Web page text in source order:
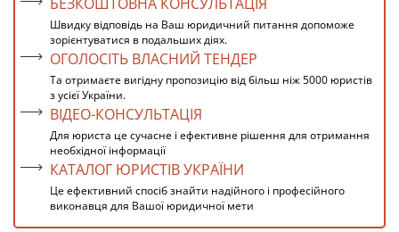
Швидку відповідь на Ваш юридичний питання допоможе
зорієнтуватися в подальших діях.
ОГОЛОСІТЬ ВЛАСНИЙ ТЕНДЕР
Та отримаєте вигідну пропозицію від більш ніж 5000 юристів
з усієї України.
ВІДЕО-КОНСУЛЬТАЦІЯ
Для юриста це сучасне і ефективне рішення для отримання
необхідної інформації
КАТАЛОГ ЮРИСТІВ УКРАЇНИ
Це ефективний спосіб знайти надійного і професійного
виконавця для Вашої юридичної мети